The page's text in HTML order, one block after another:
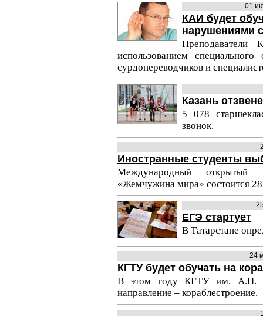
01
КАИ будет
нарушениями
Преподаватели
использованием
сурдопереводчиков и
Казань
5 078
звонок.
Иностранные студенты
Международный открытый
«Жемчужина мира» состоится
ЕГЭ стартует
В Татарстане
24
КГТУ будет обучать на
В этом году КГТУ им. А.Н.
направление – кораблестроение.